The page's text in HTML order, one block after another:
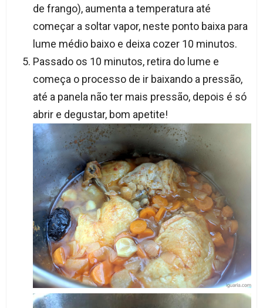
de frango), aumenta a temperatura até
começar a soltar vapor, neste ponto baixa para
lume médio baixo e deixa cozer 10 minutos.
Passado os 10 minutos, retira do lume e
começa o processo de ir baixando a pressão,
até a panela não ter mais pressão, depois é só
abrir e degustar, bom apetite!